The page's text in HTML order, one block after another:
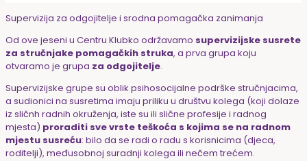
Supervizija za odgojitelje i srodna pomagačka zanimanja
Od ove jeseni u Centru Klubko održavamo supervizijske susrete
za stručnjake pomagačkih struka, a prva grupa koju
otvaramo je grupa za odgojitelje.
Supervizijske grupe su oblik psihosocijalne podrške stručnjacima,
a sudionici na susretima imaju priliku u društvu kolega (koji dolaze
iz sličnh radnih okruženja, iste su ili slične profesije i radnog
mjesta) proraditi sve vrste teškoća s kojima se na radnom
mjestu susreću: bilo da se radi o radu s korisnicima (djeca,
roditelji), međusobnoj suradnji kolega ili nečem trećem.